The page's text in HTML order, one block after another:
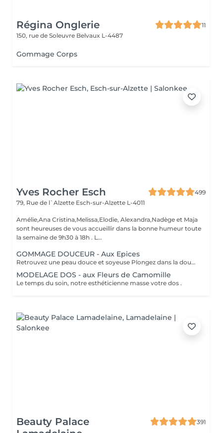
Régina Onglerie
11
150, rue de Soleuvre Belvaux L-4487
Gommage Corps
Yves Rocher Esch
499
79, Rue de l`Alzette Esch-sur-Alzette L-4011
Amélie,Ana Cristina,Melissa,Elodie, Alexandra,Nadège et Maja
sont heureuses de vous accueillir dans la bonne humeur toute
la semaine de 9h30 à 18h . L...
GOMMAGE DOUCEUR - Aux Epices
Retrouvez une peau douce et soyeuse Plongez dans la douceur tropicale dIndonésie à travers les notes épicées des huiles essentielles de Girofle et de Muscade. Ce gommage aux effluves chauds et naturels vous transporte tout en exfoliant délicatement votre peau : elle est douce, lumineuse et satinée.
MODELAGE DOS - aux Fleurs de Camomille
Le temps du soin, notre esthéticienne masse votre dos .
Beauty Palace
391